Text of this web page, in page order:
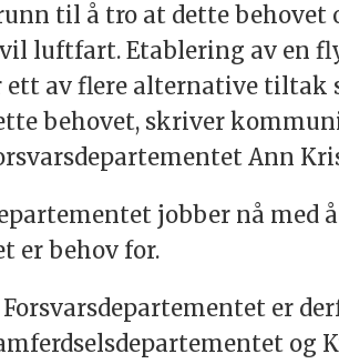
til å tro at dette behovet
luftfart. Etablering av en
ett av flere alternative tiltak
behovet, skriver
Ann
jobber nå med
er behov for.
er
og